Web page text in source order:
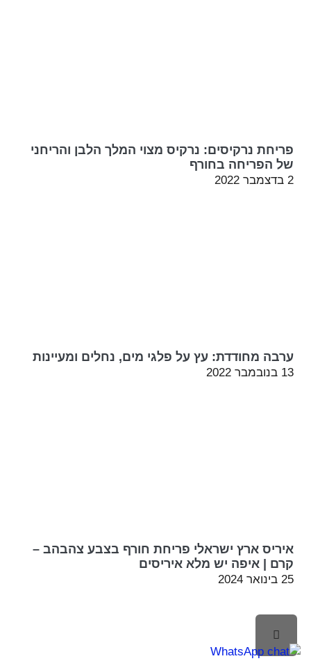
פריחת נרקיסים: נרקיס מצוי המלך הלבן והריחני
של הפריחה בחורף
2 בדצמבר 2022
ערבה מחודדת: עץ על פלגי מים, נחלים ומעיינות
13 בנובמבר 2022
איריס ארץ ישראלי פריחת חורף בצבע צהבהב –
קרם | איפה יש מלא איריסים
25 בינואר 2024